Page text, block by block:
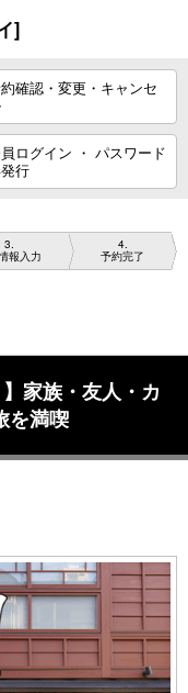
]
確認・変更・キャンセ
ログイン ・ パスワード
行
3
報入力
4
予約完了
家族・友人・カ
を満喫